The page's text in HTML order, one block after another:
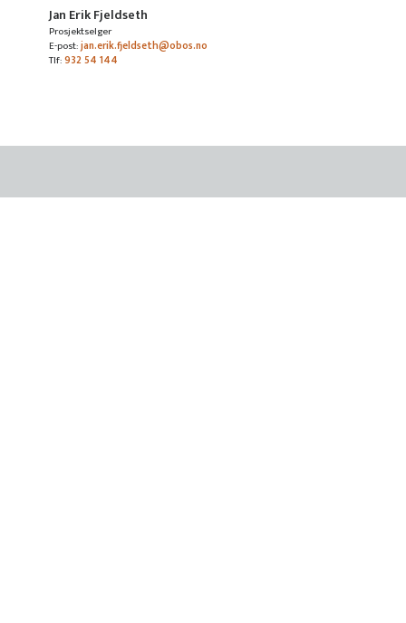
Jan Erik Fjeldseth
Prosjektselger
E-post:jan.erik.fjeldseth@obos.no
Tlf:932 54 144